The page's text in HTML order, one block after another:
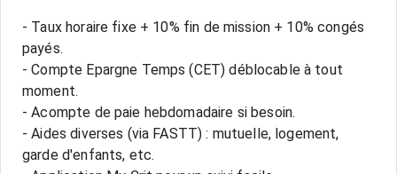
- Taux horaire fixe + 10% fin de mission + 10% congés
payés.
- Compte Epargne Temps (CET) déblocable à tout
moment.
- Acompte de paie hebdomadaire si besoin.
- Aides diverses (via FASTT) : mutuelle, logement,
garde d'enfants, etc.